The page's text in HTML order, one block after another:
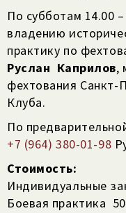
По субботам 14.00
владению
практику по
Руслан Каприлов,
фехтования Санкт-
Клуба.
По
+7 (964) 380-01-98‬
Стоимость:
Индивидуальные
Боевая практика